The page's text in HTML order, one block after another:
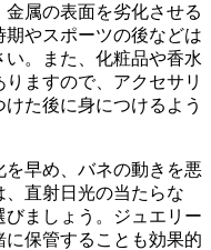
属の表面を劣化させる
やスポーツの後などは
。また、化粧品や香水
ますので、アクセサリ
た後に身につけるよう
早め、バネの動きを悪
直射日光の当たらな
びましょう。ジュエリー
保管することも効果的